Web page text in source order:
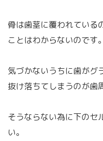
骨は歯茎に覆われている
ことはわからないのです。
気づかないうちに歯がグ
抜け落ちてしまうのが歯
そうならない為に下のセ
い。